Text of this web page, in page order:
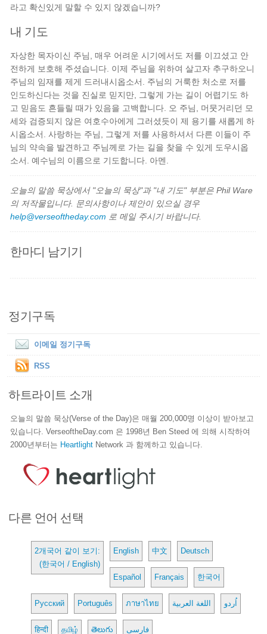
라고 확신있게 말할 수 있지 않겠습니까?
내 기도
자상한 목자이신 주님, 매우 어려운 시기에서도 저를 이끄셨고 안
전하게 보호해 주셨습니다. 이제 주님을 위하여 살고자 추구하오니
주님의 임재를 제게 드러내시옵소서. 주님의 거룩한 처소로 저를
인도하신다는 것을 진실로 믿지만, 그렇게 가는 길이 어렵기도 하
고 믿음도 흔들릴 때가 있음을 고백합니다. 오 주님, 머뭇거리던 모
세와 검증되지 않은 여호수아에게 그러셨듯이 제 용기를 새롭게 하
시옵소서. 사랑하는 주님, 그렇게 저를 사용하셔서 다른 이들이 주
님의 약속을 발견하고 주님께로 가는 길을 찾을 수 있게 도우시옵
소서. 예수님의 이름으로 기도합니다. 아멘.
오늘의 말씀 묵상에서 "오늘의 묵상"과 "내 기도" 부분은 Phil Ware
의 저작물입니다. 문의사항이나 제안이 있으실 경우
help@verseoftheday.com 로 메일 주시기 바랍니다.
한마디 남기기
정기구독
이메일 정기구독
RSS
하트라이트 소개
오늘의 말씀 묵상(Verse of the Day)은 매월 200,000명 이상이 받아보고
있습니다. VerseoftheDay.com 은 1998년 Ben Steed 에 의해 시작하여
2000년부터는 Heartlight Network 과 함께하고 있습니다.
다른 언어 선택
2개국어 같이 보기:
(한국어 / English)
English 中文 Deutsch
Español Français 한국어
Русский Português ภาษาไทย اللغة العربية اُردو
हिन्दी தமிழ் తెలుగు فارسی